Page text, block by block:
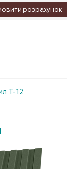
розрахунок
Т-12